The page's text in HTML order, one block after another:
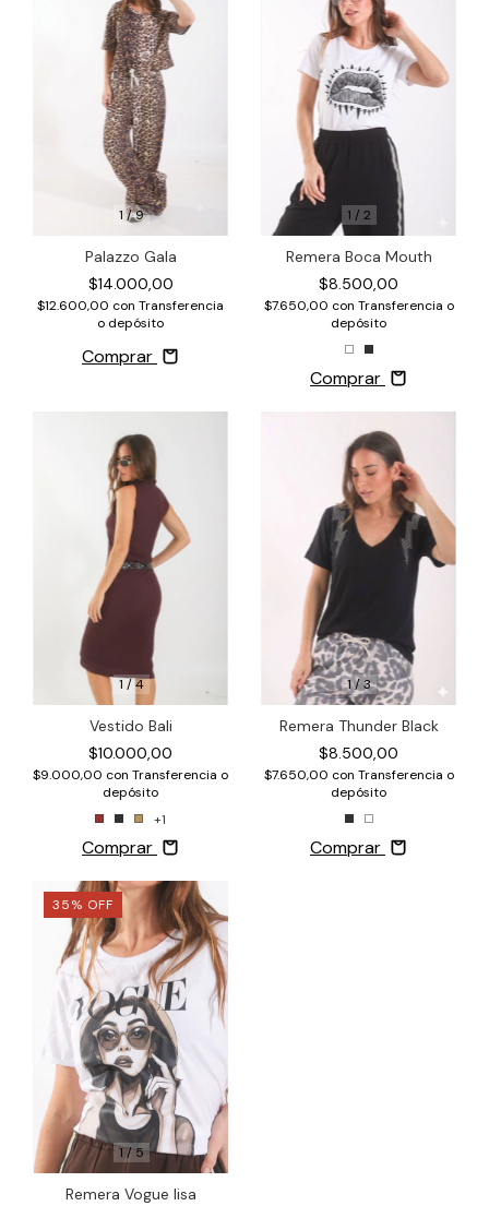
1/9
Palazzo Gala
$14.000,00
$12.600,00 con Transferencia
o depósito
Comprar
1 / 2
Remera Boca Mouth
$8.500,00
$7.650,00 con Transferencia o
depósito
Comprar
1/4
Vestido Bali
$10.000,00
$9.000,00 con Transferencia o
depósito
+1
Comprar
1/3
Remera Thunder Black
$8.500,00
$7.650,00 con Transferencia o
depósito
Comprar
1/ 5
35% OFF
Remera Vogue lisa